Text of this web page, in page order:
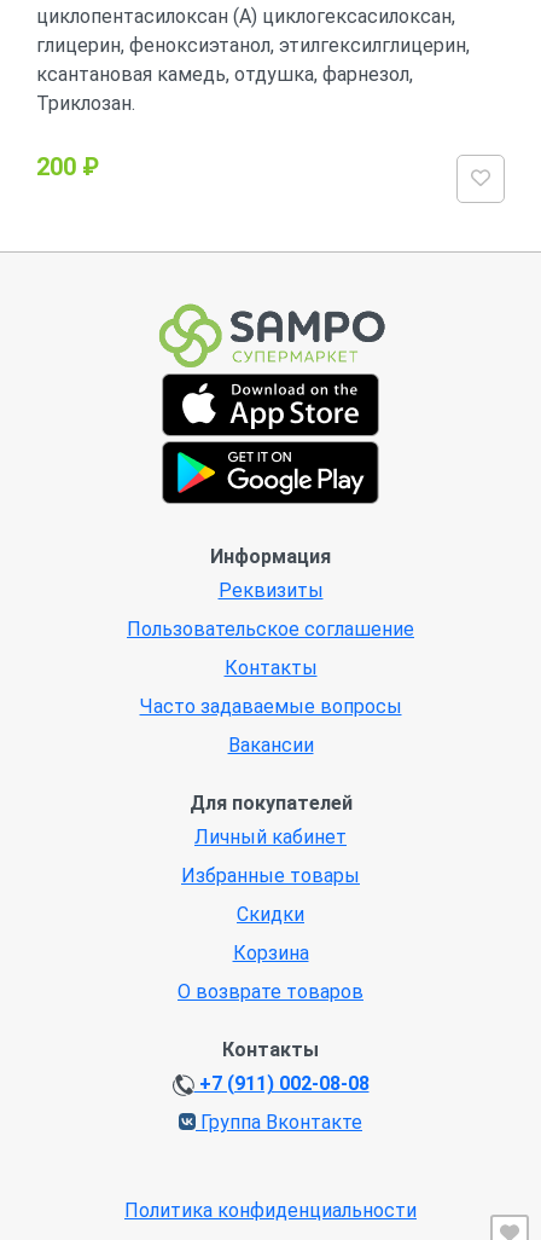
циклопентасилоксан (А) циклогексасилоксан,
глицерин, феноксиэтанол, этилгексилглицерин,
ксантановая камедь, отдушка, фарнезол,
Триклозан.
200 ₽
Информация
Реквизиты
Пользовательское соглашение
Контакты
Часто задаваемые вопросы
Вакансии
Для покупателей
Личный кабинет
Избранные товары
Скидки
Корзина
О возврате товаров
Контакты
+7 (911) 002-08-08
Группа Вконтакте
Политика конфиденциальности